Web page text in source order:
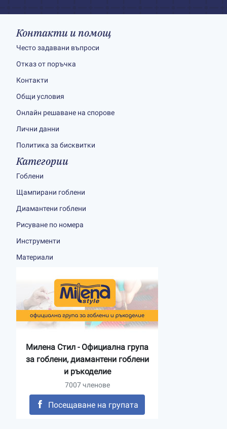
Контакти и помощ
Често задавани въпроси
Отказ от поръчка
Контакти
Общи условия
Онлайн решаване на спорове
Лични данни
Политика за бисквитки
Категории
Гоблени
Щампирани гоблени
Диамантени гоблени
Рисуване по номера
Инструменти
Материали
Милена Стил - Официална група
за гоблени, диамантени гоблени
и ръкоделие
7007 членове
Посещаване на групата